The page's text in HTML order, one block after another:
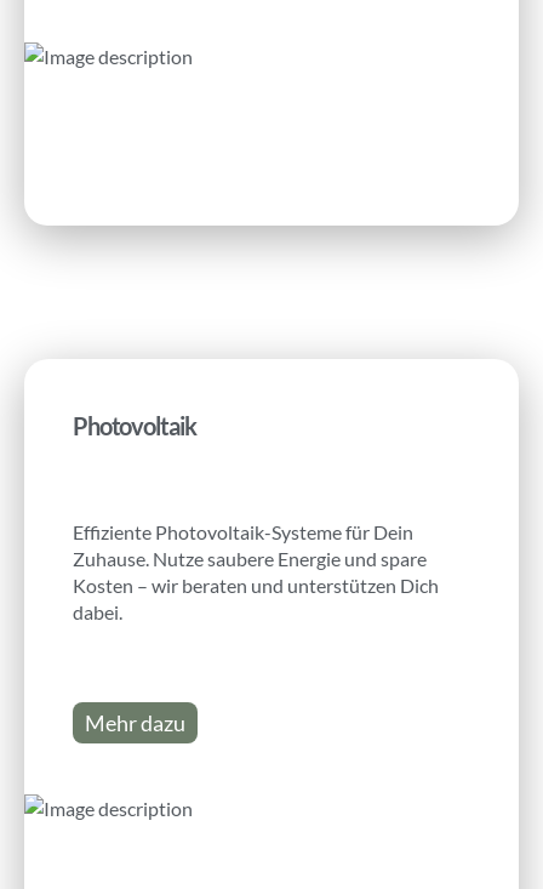
Photovoltaik
Effiziente Photovoltaik-Systeme für Dein
Zuhause. Nutze saubere Energie und spare
Kosten – wir beraten und unterstützen Dich
dabei.
Mehr dazu